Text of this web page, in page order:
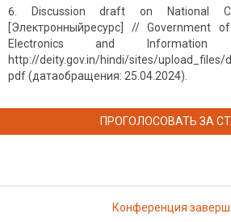
Discussion draft on National
[Электронныйресурс] // Government
Electronics and Information
http://deity.gov.in/hindi/sites/upload_files/
pdf (датаобращения: 25.04.2024).
ПРОГОЛОСОВАТЬ ЗА
Конференция